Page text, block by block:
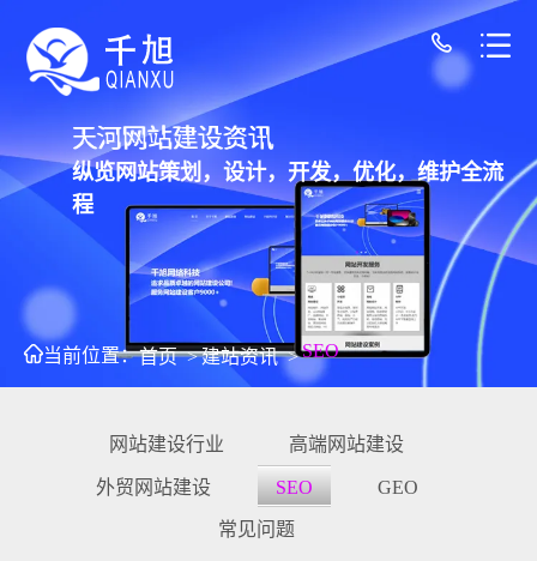
天河网站建设资讯
纵览网站策划，设计，开发，优化，维护全流
程
当前位置：首页 >建站资讯 >SEO
网站建设行业 高端网站建设
外贸网站建设 SEO GEO
常见问题